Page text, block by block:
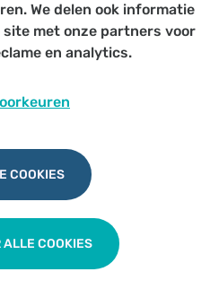
We delen ook informatie
met onze partners voor
en analytics.
COOKIES
COOKIES
|Cookies|Disclaimer